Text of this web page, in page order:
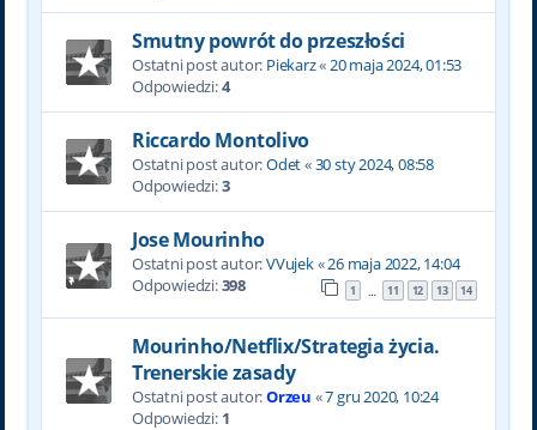
Smutny powrót do przeszłości
Ostatni post autor: Piekarz«20 maja 2024, 01:53
Odpowiedzi:4
Riccardo Montolivo
Ostatni post autor:Odet«30 sty 2024, 08:58
Odpowiedzi:3
Jose Mourinho
Ostatni post autor:VVujek«26 maja 2022, 14:04
Odpowiedzi:398 1 … 11 12 13 14
Mourinho/Netflix/Strategia życia.
Trenerskie zasady
Ostatni post autor:Orzeu «7 gru 2020, 10:24
Odpowiedzi: 1